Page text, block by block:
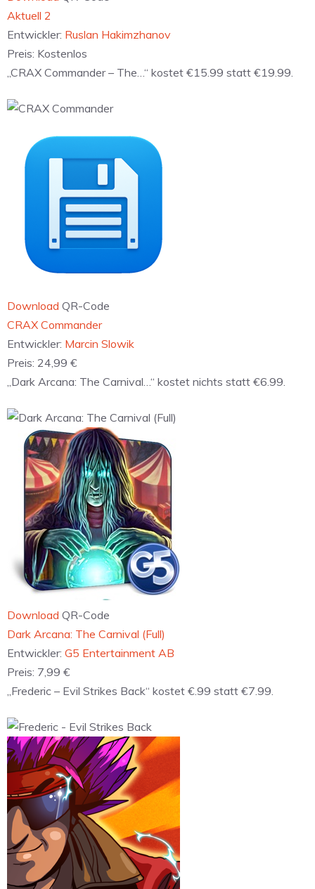
‎Aktuell 2
Entwickler: Ruslan Hakimzhanov
Preis: Kostenlos
„CRAX Commander – The…“ kostet €15.99 statt €19.99.
Download QR-Code
‎CRAX Commander
Entwickler: Marcin Slowik
Preis: 24,99 €
„Dark Arcana: The Carnival…“ kostet nichts statt €6.99.
Download QR-Code
Dark Arcana: The Carnival (Full)
Entwickler: G5 Entertainment AB
Preis: 7,99 €
„Frederic – Evil Strikes Back“ kostet €.99 statt €7.99.